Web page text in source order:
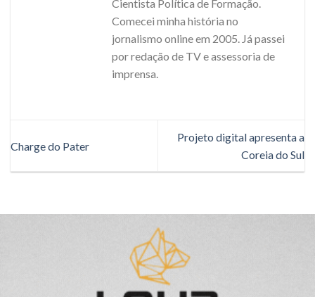
Cientista Política de Formação.
Comecei minha história no
jornalismo online em 2005. Já passei
por redação de TV e assessoria de
imprensa.
Charge do Pater
Projeto digital apresenta a
Coreia do Sul